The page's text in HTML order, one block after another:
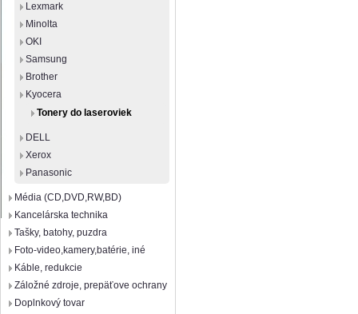
Lexmark
Minolta
OKI
Samsung
Brother
Kyocera
Tonery do laseroviek
DELL
Xerox
Panasonic
Média (CD,DVD,RW,BD)
Kancelárska technika
Tašky, batohy, puzdra
Foto-video,kamery,batérie, iné
Káble, redukcie
Záložné zdroje, prepäťove ochrany
Doplnkový tovar